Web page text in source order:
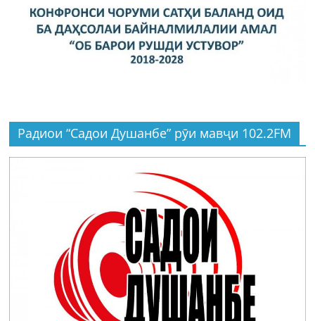
Радиои “Садои Душанбе” рӯи мавҷи 102.2FM